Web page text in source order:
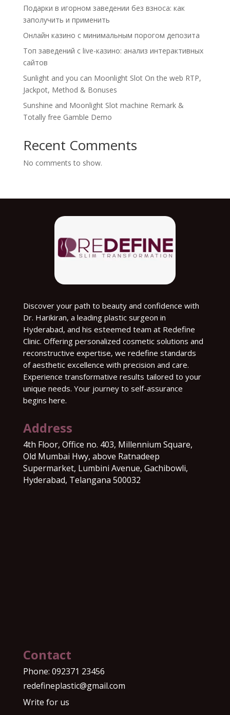
Подарки в игорном заведении без взноса: как
заполучить и применить
Онлайн казино с минимальным порогом депозита
Топ заведений с live-казино: анализ интерактивных
сайтов
Sunlight and you can Moonlight Slot On the web RTP,
Jackpot, Method & Bonuses
Sunshine and Moonlight Slot machine Remark &
Totally free Gamble Demo
Recent Comments
No comments to show.
Discover your path to beauty and confidence with
Dr. Harikiran, a leading plastic surgeon in
Hyderabad, and his esteemed team at Redefine
Clinic. Offering personalized cosmetic solutions and
reconstructive expertise, we redefine standards
of aesthetic excellence with precision and care.
Experience transformative results tailored to your
unique needs. Your journey to self-assurance
begins here.
Address
4th Floor, Office no. 403, Millennium Square,
Old Mumbai Hwy, above Ratnadeep
Supermarket, Lumbini Avenue, Gachibowli,
Hyderabad, Telangana 500032
Contact
Phone: 092371 23456
redefineplastic@gmail.com
Write for us